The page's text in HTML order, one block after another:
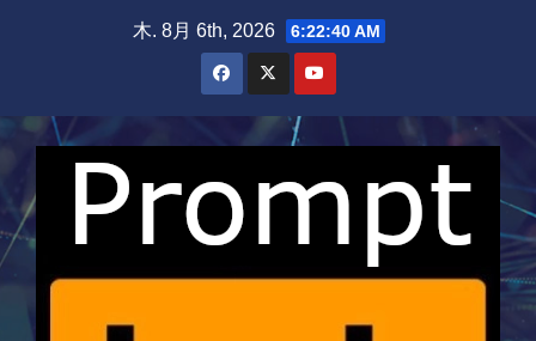
木. 8月 6th, 2026 6:22:40 AM